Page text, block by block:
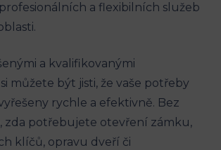
a flexibilních služeb
a kvalifikovanými
můžete být jisti, že vaše potřeby
rychle a efektivně. Bez
zda potřebujete otevření zámku,
klíčů, opravu dveří či